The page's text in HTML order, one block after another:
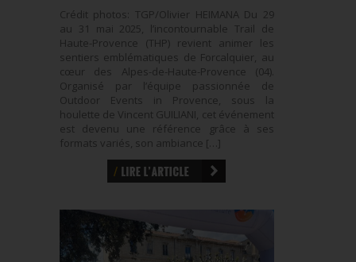
Crédit photos: TGP/Olivier HEIMANA Du 29
au 31 mai 2025, l’incontournable Trail de
Haute-Provence (THP) revient animer les
sentiers emblématiques de Forcalquier, au
cœur des Alpes-de-Haute-Provence (04).
Organisé par l’équipe passionnée de
Outdoor Events in Provence, sous la
houlette de Vincent GUILIANI, cet événement
est devenu une référence grâce à ses
formats variés, son ambiance […]